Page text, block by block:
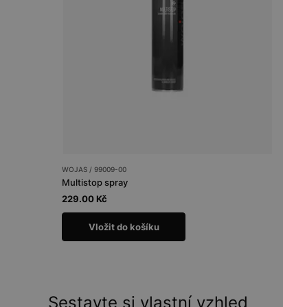
WOJAS / 99009-00
Multistop spray
229.00 Kč
Vložit do košíku
Sestavte si vlastní vzhled